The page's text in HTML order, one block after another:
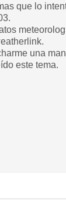
que lo
una
este tema.